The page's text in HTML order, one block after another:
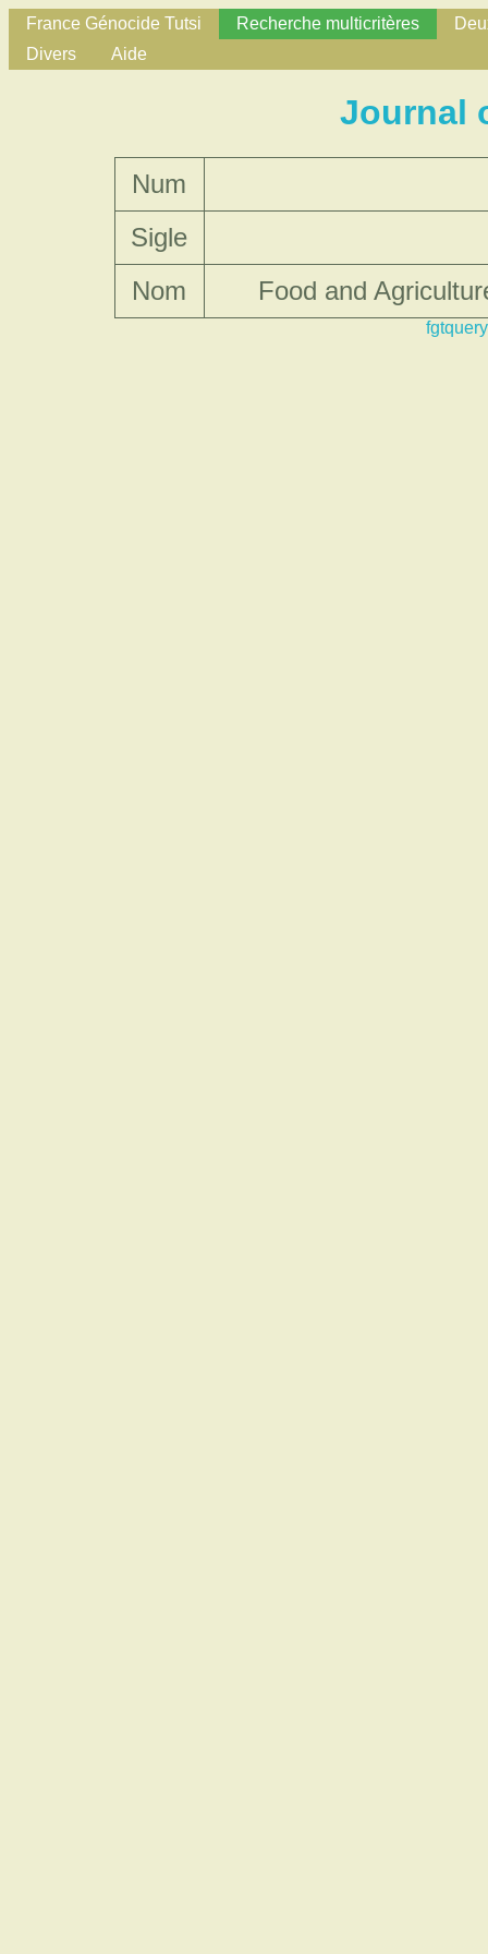
France Génocide Tutsi Recherche multicritères
Divers
Aide
Journal
Num
Sigle
Nom
Food and